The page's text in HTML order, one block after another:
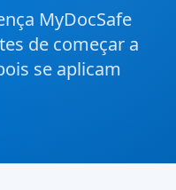
MyDocSafe
de começar a
se aplicam